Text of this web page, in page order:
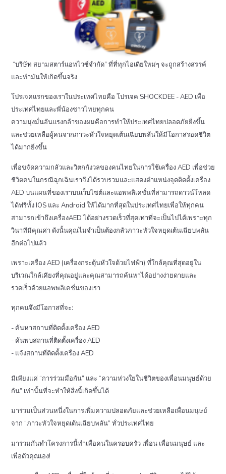
“บริษัท สยามสตาร์แอทไวซ์จำกัด” ที่ที่ทุกไอเดียใหม่ๆ จะถูกสร้างสรรค์
และทำมันให้เกิดขึ้นจริง
โปรเจคแรกของเราในประเทศไทยคือ โปรเจค SHOCKDEE - AED เพื่อ
ประเทศไทยและพี่น้องชาวไทยทุกคน
ความมุ่งมั่นอันแรงกล้าของผมคือการทำให้ประเทศไทยปลอดภัยยิ่งขึ้น
และช่วยเหลือผู้คนจากภาวะหัวใจหยุดเต้นเฉียบพลันให้มีโอกาสรอดชีวิต
ได้มากยิ่งขึ้น
เพื่อขจัดความกลัวและวิตกกังวลของคนไทยในการใช้เครื่อง AED เพื่อช่วย
ชีวิตคนในกรณีฉุกเฉินเราจึงได้รวบรวมและแสดงตำแหน่งจุดติดตั้งเครื่อง
AED บนแผนที่ของเราบนเว็บไซต์และแอพพลิเคชั่นที่สามารถดาวน์โหลด
ได้ฟรีทั้ง IOS และ Android ให้ได้มากที่สุดในประเทศไทยเพื่อให้ทุกคน
สามารถเข้าถึงเครื่องAED ได้อย่างรวดเร็วที่สุดเท่าที่จะเป็นไปได้เพราะทุก
วินาทีมีคุณค่า ดังนั้นคุณไม่จำเป็นต้องกลัวภาวะหัวใจหยุดเต้นเฉียบพลัน
อีกต่อไปแล้ว
เพราะเครื่อง AED (เครื่องกระตุ้นหัวใจด้วยไฟฟ้า) ที่ใกล้คุณที่สุดอยู่ใน
บริเวณใกล้เคียงที่คุณอยู่และคุณสามารถค้นหาได้อย่างง่ายดายและ
รวดเร็วด้วยแอพพลิเคชั่นของเรา
ทุกคนจึงมีโอกาสที่จะ:
- ค้นหาสถานที่ติดตั้งเครื่อง AED
- ค้นพบสถานที่ติดตั้งเครื่อง AED
- แจ้งสถานที่ติดตั้งเครื่อง AED
มีเพียงแค่ “การร่วมมือกัน” และ “ความห่วงใยในชีวิตของเพื่อนมนุษย์ด้วย
กัน” เท่านั้นที่จะทำให้สิ่งนี้เกิดขึ้นได้
มาร่วมเป็นส่วนหนึ่งในการเพิ่มความปลอดภัยและช่วยเหลือเพื่อนมนุษย์
จาก “ภาวะหัวใจหยุดเต้นเฉียบพลัน” ทั่วประเทศไทย
มาร่วมกันทำโครงการนี้ทำเพื่อคนในครอบครัว เพื่อน เพื่อนมนุษย์ และ
เพื่อตัวคุณเอง!